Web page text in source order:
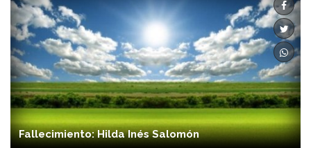
Fallecimiento: Hilda Inés Salomón